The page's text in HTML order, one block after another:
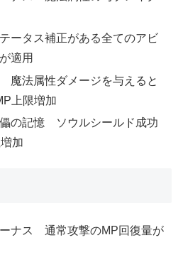
ータス補正がある全てのアビ
適用
魔法属性ダメージを与えると
上限増加
の記憶 ソウルシールド成功
加
ナス 通常攻撃のMP回復量が